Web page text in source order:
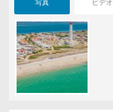
写真 ビデオ